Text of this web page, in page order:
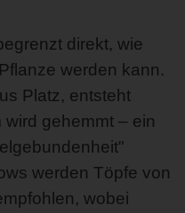
direkt, wie
werden kann.
Platz, entsteht
gehemmt – ein
werden Töpfe von
wobei